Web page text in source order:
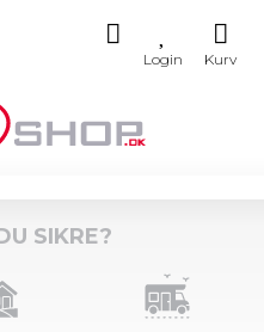
SIKRE?